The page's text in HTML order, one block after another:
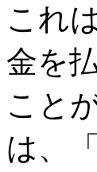
これ
金を
こと
は、